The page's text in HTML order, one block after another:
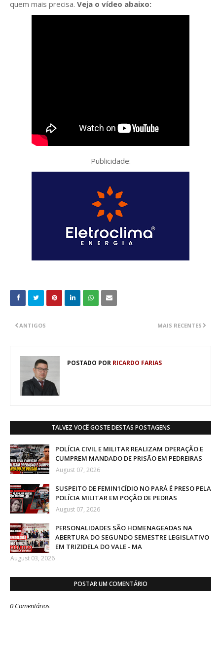
quem mais precisa. Veja o vídeo abaixo:
Publicidade:
MAIS RECENTES
ANTIGOS
POSTADO POR RICARDO FARIAS
TALVEZ VOCÊ GOSTE DESTAS POSTAGENS
POLÍCIA CIVIL E MILITAR REALIZAM OPERAÇÃO E
CUMPREM MANDADO DE PRISÃO EM PEDREIRAS
August 07, 2026
SUSPEITO DE FEMIN1CÍDIO NO PARÁ É PRESO PELA
POLÍCIA MILITAR EM POÇÃO DE PEDRAS
August 07, 2026
PERSONALIDADES SÃO HOMENAGEADAS NA
ABERTURA DO SEGUNDO SEMESTRE LEGISLATIVO
EM TRIZIDELA DO VALE - MA
August 03, 2026
POSTAR UM COMENTÁRIO
0 Comentários